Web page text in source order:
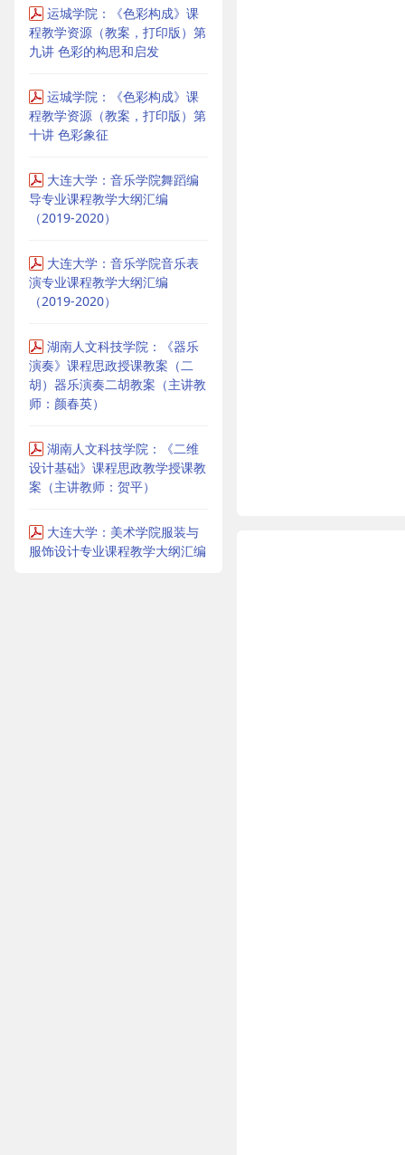
运城学院：《色彩构成》课
程教学资源（教案，打印版）第
九讲 色彩的构思和启发
运城学院：《色彩构成》课
程教学资源（教案，打印版）第
十讲 色彩象征
大连大学：音乐学院舞蹈编
导专业课程教学大纲汇编
（2019-2020）
大连大学：音乐学院音乐表
演专业课程教学大纲汇编
（2019-2020）
湖南人文科技学院：《器乐
演奏》课程思政授课教案（二
胡）器乐演奏二胡教案（主讲教
师：颜春英）
湖南人文科技学院：《二维
设计基础》课程思政教学授课教
案（主讲教师：贺平）
大连大学：美术学院服装与
服饰设计专业课程教学大纲汇编